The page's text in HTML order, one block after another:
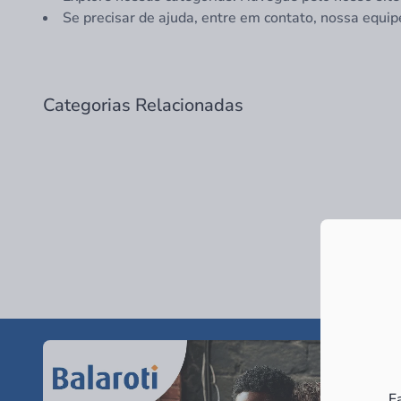
Se precisar de ajuda, entre em contato, nossa
Categorias Relacionadas